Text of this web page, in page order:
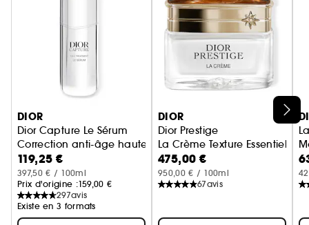
Ignorer le carrousel produits
DIOR
Dior Capture Le Sérum
Correction anti-âge haute performance
119,25 €
397,50 € / 100ml
Prix d'origine :159,00 €
297avis
Existe en 3 formats
DIOR
Dior Prestige
La Crème Texture
475,00 €
950,00 € / 100ml
67avis